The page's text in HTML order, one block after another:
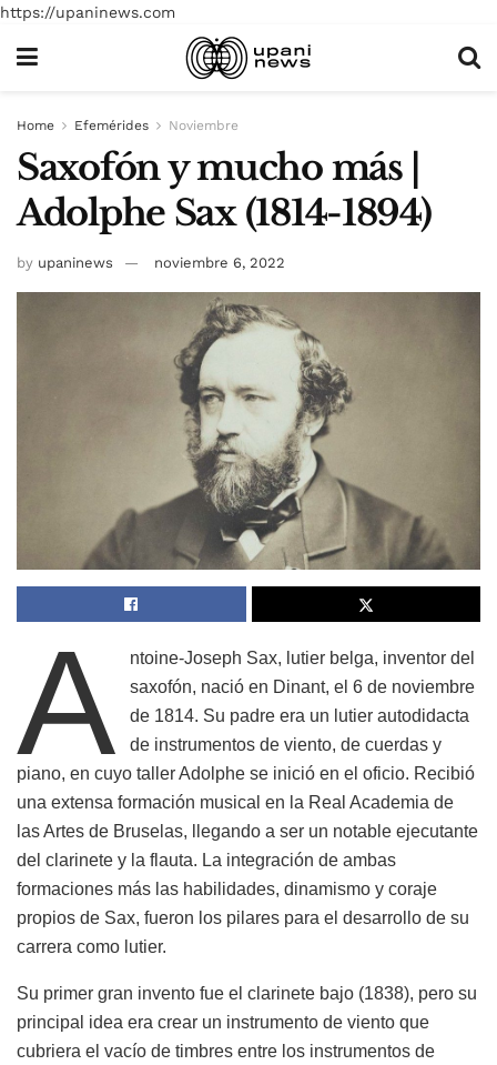
https://upaninews.com
Home Efemérides Noviembre
Saxofón y mucho más |
Adolphe Sax (1814-1894)
by upaninews noviembre 6, 2022
A
ntoine-Joseph Sax, lutier belga, inventor del
saxofón, nació en Dinant, el 6 de noviembre
de 1814. Su padre era un lutier autodidacta
de instrumentos de viento, de cuerdas y
piano, en cuyo taller Adolphe se inició en el oficio. Recibió
una extensa formación musical en la Real Academia de
las Artes de Bruselas, llegando a ser un notable ejecutante
del clarinete y la flauta. La integración de ambas
formaciones más las habilidades, dinamismo y coraje
propios de Sax, fueron los pilares para el desarrollo de su
carrera como lutier.
Su primer gran invento fue el clarinete bajo (1838), pero su
principal idea era crear un instrumento de viento que
cubriera el vacío de timbres entre los instrumentos de